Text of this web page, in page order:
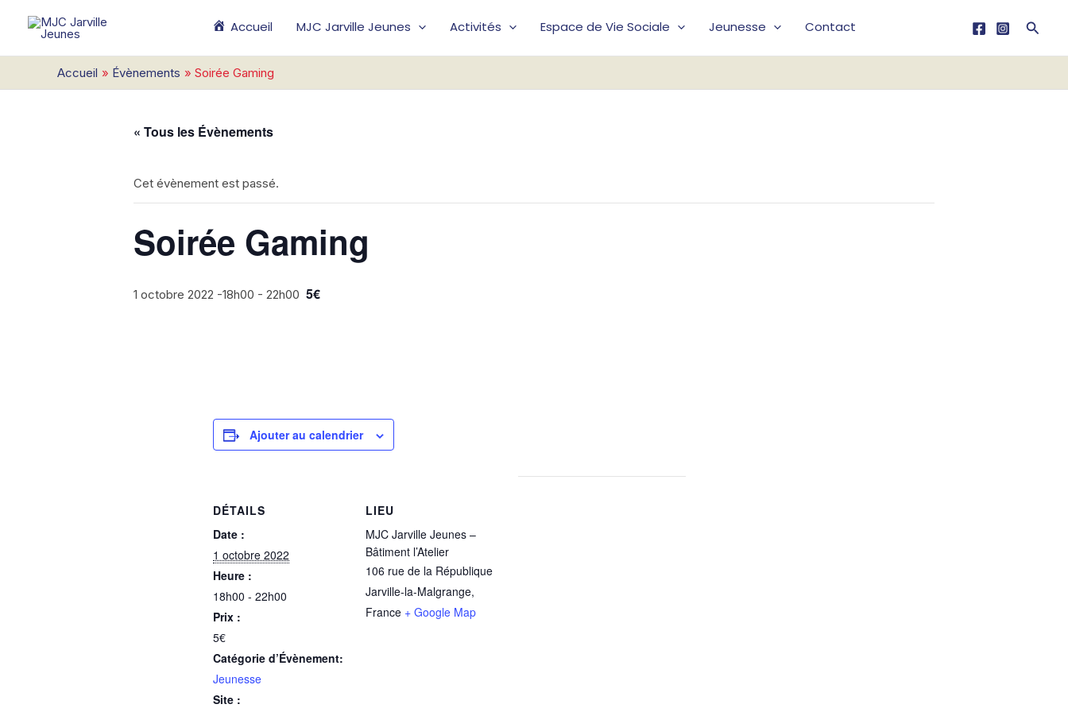
Accueil MJC Jarville Jeunes Activités Espace de Vie Sociale Jeunesse Contact
Accueil Évènements Soirée Gaming
« Tous les Évènements
Cet évènement est passé.
Soirée Gaming
1 octobre 2022 -18h00 - 22h00 5€
Ajouter au calendrier
DÉTAILS
Date :
1 octobre 2022
Heure :
18h00 - 22h00
Prix :
5€
Catégorie d’Évènement:
Jeunesse
Site :
LIEU
MJC Jarville Jeunes –
Bâtiment l’Atelier
106 rue de la République
Jarville-la-Malgrange,
France + Google Map